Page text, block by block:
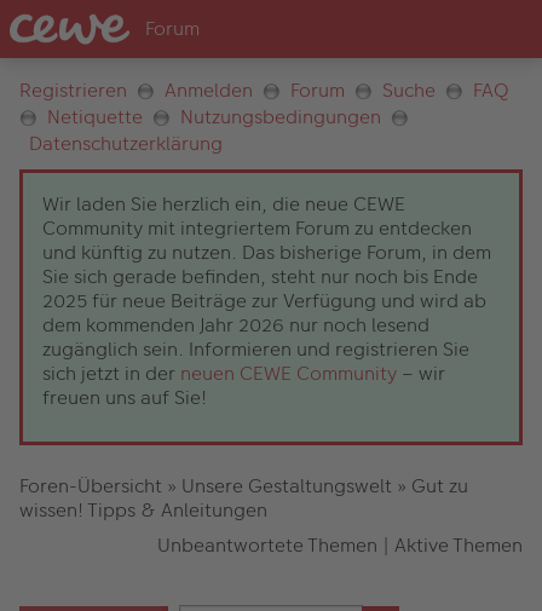
Registrieren Anmelden Forum Suche
FAQ
Netiquette
Nutzungsbedingungen
Datenschutzerklärung
Wir laden Sie herzlich ein, die neue CEWE
Community mit integriertem Forum zu entdecken
und künftig zu nutzen. Das bisherige Forum, in dem
Sie sich gerade befinden, steht nur noch bis Ende
2025 für neue Beiträge zur Verfügung und wird ab
dem kommenden Jahr 2026 nur noch lesend
zugänglich sein. Informieren und registrieren Sie
sich jetzt in der neuen CEWE Community – wir
freuen uns auf Sie!
Foren-Übersicht » Unsere Gestaltungswelt » Gut zu
wissen! Tipps & Anleitungen
Unbeantwortete Themen | Aktive Themen